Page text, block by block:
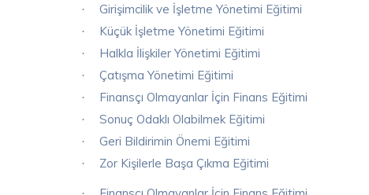
· Girişimcilik ve İşletme Yönetimi Eğitimi
· Küçük İşletme Yönetimi Eğitimi
· Halkla İlişkiler Yönetimi Eğitimi
· Çatışma Yönetimi Eğitimi
· Finansçı Olmayanlar İçin Finans Eğitimi
· Sonuç Odaklı Olabilmek Eğitimi
· Geri Bildirimin Önemi Eğitimi
· Zor Kişilerle Başa Çıkma Eğitimi